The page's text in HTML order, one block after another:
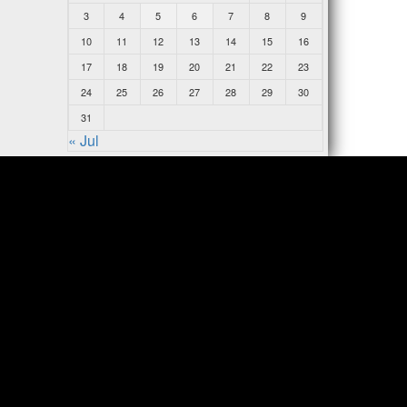
3
4 5 6 7 8
9
10
11 12 13 14 15
16
17
18 19 20 21 22
23
24
25 26 27 28 29
30
31
« Jul